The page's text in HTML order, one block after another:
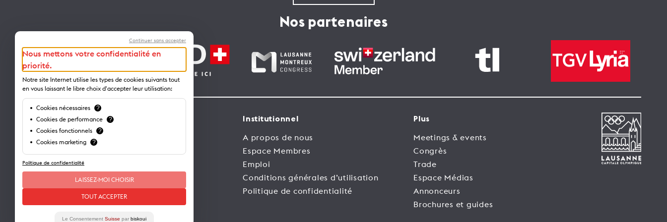
Nos partenaires
Contact
Lausanne Tourisme – administration
1001 Lausanne – Suisse
info@lausanne-tourisme.ch
+41 21 613 73 73
Où nous trouver ?
Institutionnel
A propos de nous
Espace Membres
Emploi
Conditions générales d’utilisation
Politique de confidentialité
Plus
Meetings & events
Congrès
Trade
Espace Médias
Annonceurs
Brochures et guides
Continuer sans accepter
Nous mettons votre confidentialité en
priorité.
Notre site Internet utilise les types de cookies suivants tout
en vous laissant le libre choix d'accepter leur utilisation:
Cookies nécessaires ?
Cookies de performance ?
Cookies fonctionnels ?
Cookies marketing ?
Politique de confidentialité
LAISSEZ-MOI CHOISIR
TOUT ACCEPTER
Le Consentement Suisse par biskoui